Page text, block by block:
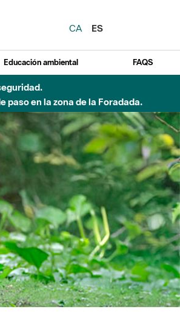
CA
ES
Educación ambiental FAQS
en la zona de la Foradada.